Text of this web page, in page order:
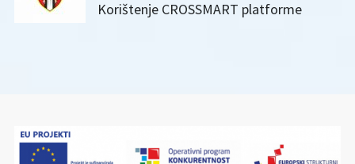
Korištenje CROSSMART platforme